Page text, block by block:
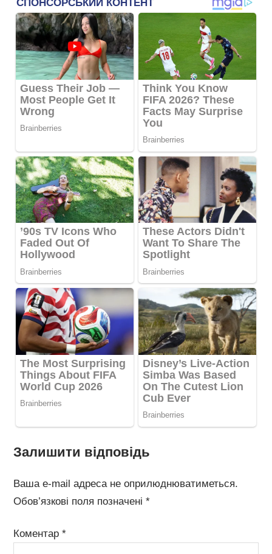
Залишити відповідь
Ваша e-mail адреса не оприлюднюватиметься.
Обов’язкові поля позначені *
Коментар *